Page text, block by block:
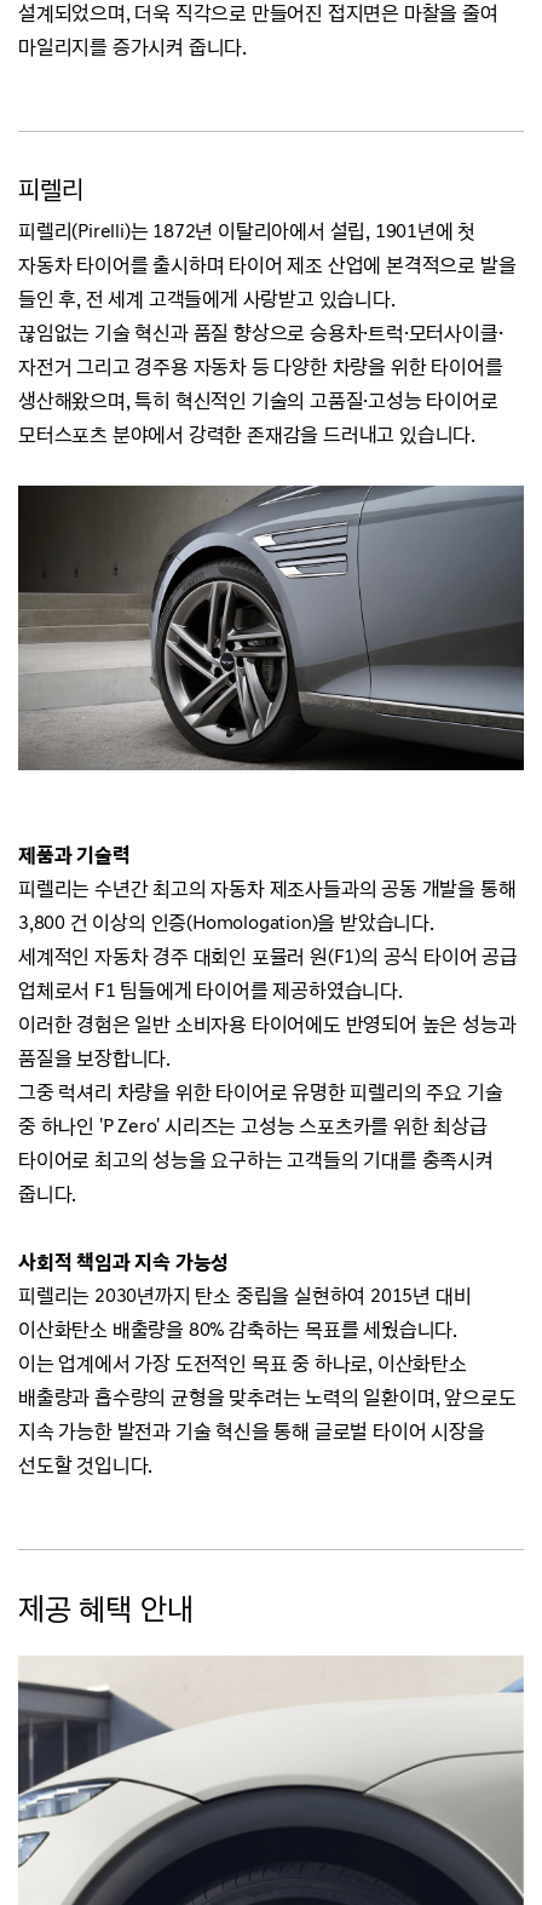
설계되었으며, 더욱 직각으로 만들어진 접지면은 마찰을 줄여
마일리지를 증가시켜 줍니다.
피렐리
피렐리(Pirelli)는 1872년 이탈리아에서 설립, 1901년에 첫
자동차 타이어를 출시하며 타이어 제조 산업에 본격적으로 발을
들인 후, 전 세계 고객들에게 사랑받고 있습니다.
끊임없는 기술 혁신과 품질 향상으로 승용차·트럭·모터사이클·
자전거 그리고 경주용 자동차 등 다양한 차량을 위한 타이어를
생산해왔으며,특히 혁신적인 기술의 고품질·고성능 타이어로
모터스포츠 분야에서 강력한 존재감을 드러내고 있습니다.
제품과 기술력
피렐리는 수년간 최고의 자동차 제조사들과의 공동 개발을 통해
3,800 건 이상의 인증(Homologation)을 받았습니다.
세계적인 자동차 경주 대회인 포뮬러 원(F1)의 공식 타이어 공급
업체로서 F1 팀들에게 타이어를 제공하였습니다.
이러한 경험은 일반 소비자용 타이어에도 반영되어 높은 성능과
품질을 보장합니다.
그중 럭셔리 차량을 위한 타이어로 유명한 피렐리의 주요 기술
중 하나인 'P Zero' 시리즈는 고성능 스포츠카를 위한 최상급
타이어로 최고의 성능을 요구하는 고객들의 기대를 충족시켜
줍니다.
사회적 책임과 지속 가능성
피렐리는 2030년까지 탄소 중립을 실현하여 2015년 대비
이산화탄소 배출량을 80% 감축하는 목표를 세웠습니다.
이는 업계에서 가장 도전적인 목표 중 하나로, 이산화탄소
배출량과 흡수량의 균형을 맞추려는 노력의 일환이며,앞으로도
지속 가능한 발전과 기술 혁신을 통해 글로벌 타이어 시장을
선도할 것입니다.
제공 혜택 안내